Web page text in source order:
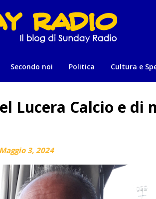
Secondo noi Politica Cultura e
Lucera Calcio e di
Maggio 3, 2024